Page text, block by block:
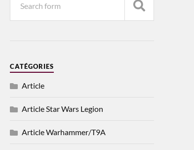
CATÉGORIES
Article
Article Star Wars Legion
Article Warhammer/T9A